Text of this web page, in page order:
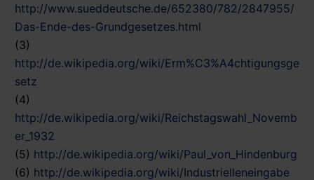
http://www.sueddeutsche.de/652380/782/2847955/
Das-Ende-des-Grundgesetzes.html
(3)
http://de.wikipedia.org/wiki/Erm%C3%A4chtigungsge
setz
(4)
http://de.wikipedia.org/wiki/Reichstagswahl_Novemb
er_1932
(5) http://de.wikipedia.org/wiki/Paul_von_Hindenburg
(6) http://de.wikipedia.org/wiki/Industrielleneingabe